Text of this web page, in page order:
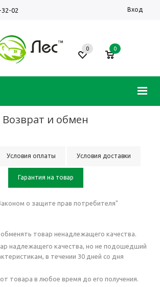
32-02 Вход
0 0
Возврат и обмен
Условия оплаты Условия доставки
Гарантия на товар
о защите прав потребителя"
товар ненадлежащего качества.
надлежащего качества, но не подошедший
в течении 30 дней со дня
товара в любое время до его получения.